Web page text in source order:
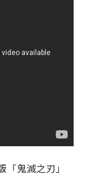
「鬼滅之刃」